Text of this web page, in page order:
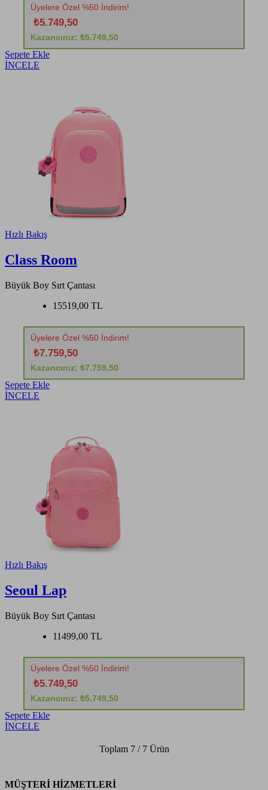
Üyelere Özel %50 İndirim!
₺5.749,50
Kazancınız: ₺5.749,50
Sepete Ekle
İNCELE
Hızlı Bakış
Class Room
Büyük Boy Sırt Çantası
15519,00 TL
Üyelere Özel %50 İndirim!
₺7.759,50
Kazancınız: ₺7.759,50
Sepete Ekle
İNCELE
Hızlı Bakış
Seoul Lap
Büyük Boy Sırt Çantası
11499,00 TL
Üyelere Özel %50 İndirim!
₺5.749,50
Kazancınız: ₺5.749,50
Sepete Ekle
İNCELE
Toplam 7 / 7Ürün
MÜŞTERİ HİZMETLERİ